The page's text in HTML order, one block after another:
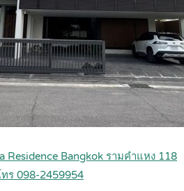
Bangkok รามคำแหง 118
ร 098-2459954